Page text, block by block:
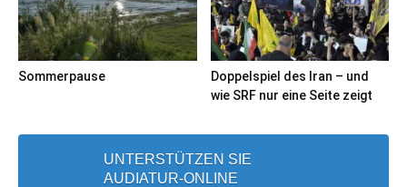
Sommerpause
Doppelspiel des Iran – und
wie SRF nur eine Seite zeigt
UNTERSTÜTZEN SIE
AUDIATUR-ONLINE